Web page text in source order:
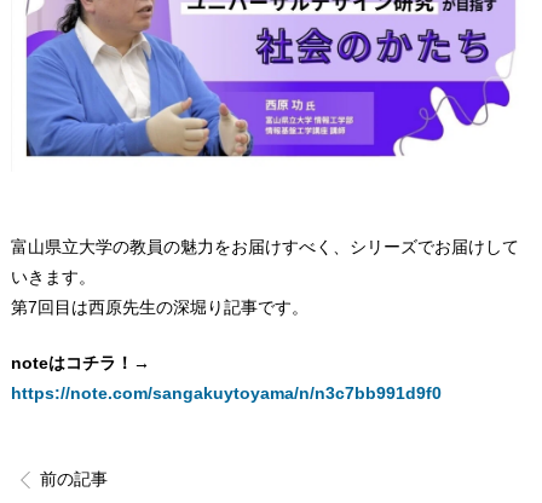
富山県立大学の教員の魅力をお届けすべく、シリーズでお届けして
いきます。
第7回目は西原先生の深堀り記事です。
noteはコチラ！→
https://note.com/sangakuytoyama/n/n3c7bb991d9f0
前の記事